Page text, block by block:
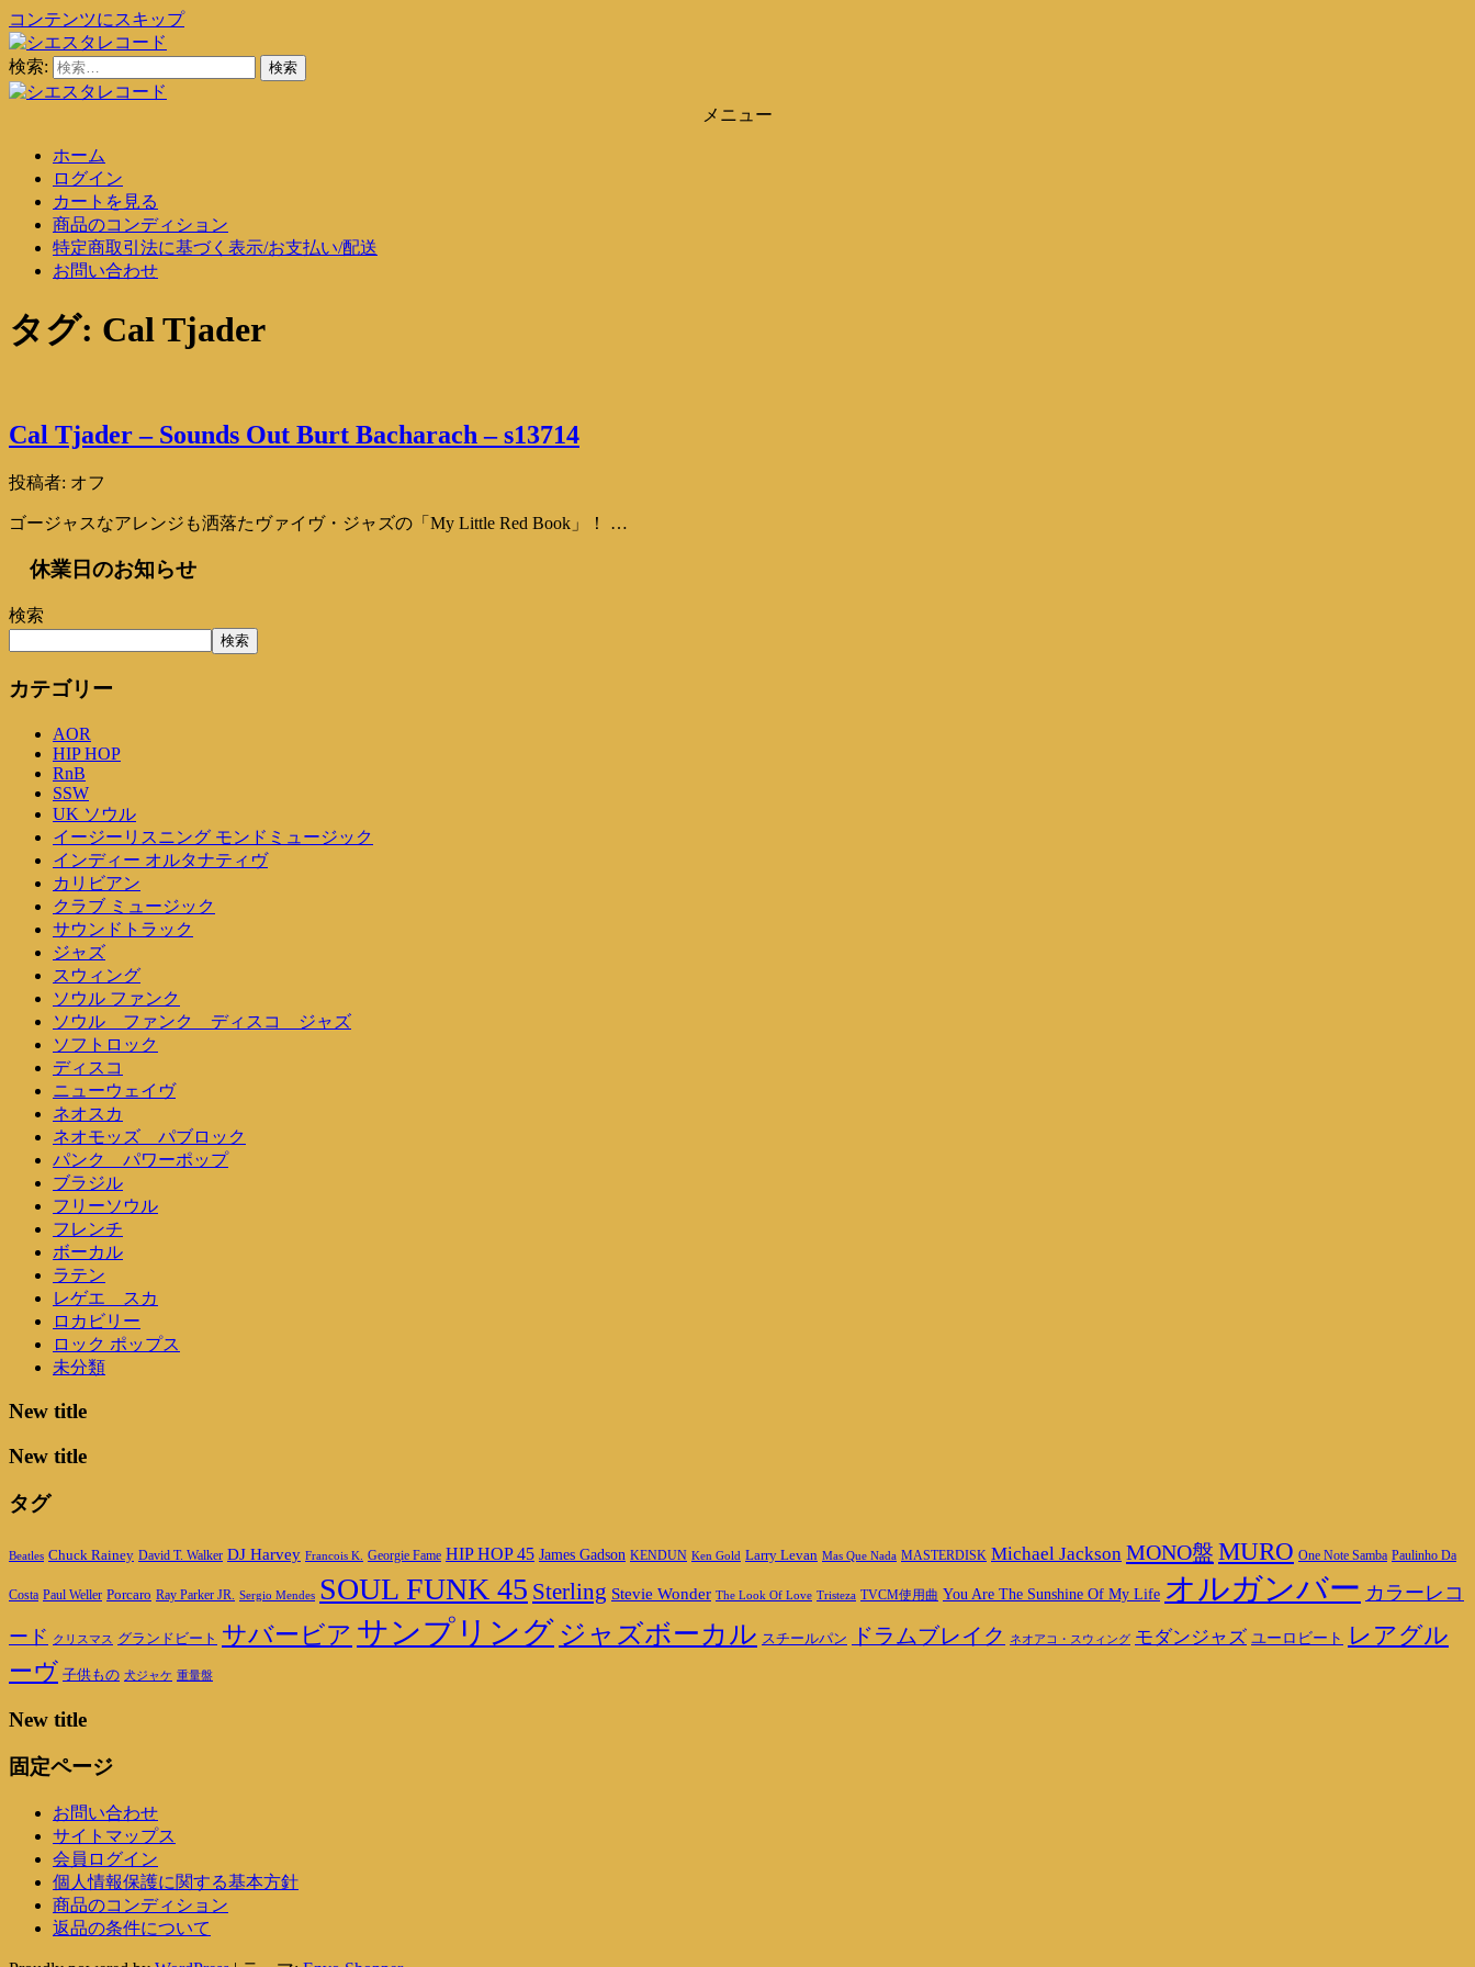
コンテンツにスキップ
シエスタレコード
中古レコード通販
検索:
メニュー
ホーム
ログイン
カートを見る
商品のコンディション
特定商取引法に基づく表示/お支払い/配送
お問い合わせ
タグ: Cal Tjader
Cal Tjader – Sounds Out Burt Bacharach – s13714
投稿者: オフ
ゴージャスなアレンジも洒落たヴァイヴ・ジャズの「My Little Red Book」！ …
休業日のお知らせ
検索
検索
カテゴリー
AOR
HIP HOP
RnB
SSW
UK ソウル
イージーリスニング モンドミュージック
インディー オルタナティヴ
カリビアン
クラブ ミュージック
サウンドトラック
ジャズ
スウィング
ソウル ファンク
ソウル ファンク ディスコ ジャズ
ソフトロック
ディスコ
ニューウェイヴ
ネオスカ
ネオモッズ パブロック
パンク パワーポップ
ブラジル
フリーソウル
フレンチ
ボーカル
ラテン
レゲエ スカ
ロカビリー
ロック ポップス
未分類
New title
New title
タグ
Beatles Chuck Rainey David T. Walker DJ Harvey Francois K. Georgie Fame HIP HOP 45 James Gadson KENDUN Ken Gold Larry Levan Mas Que Nada MASTERDISK Michael Jackson MONO盤 MURO One Note Samba Paulinho Da
Costa Paul Weller Porcaro Ray Parker JR. Sergio Mendes SOUL FUNK 45 Sterling Stevie Wonder The Look Of Love Tristeza TVCM使用曲 You Are The Sunshine Of My Life オルガンバー カラーレコ
ード クリスマス グランドビート サバービア サンプリング ジャズボーカル スチールパン ドラムブレイク ネオアコ・スウィング モダンジャズ ユーロビート
レアグル
ーヴ 子供もの 犬ジャケ 重量盤
New title
固定ページ
お問い合わせ
サイトマップス
会員ログイン
個人情報保護に関する基本方針
商品のコンディション
返品の条件について